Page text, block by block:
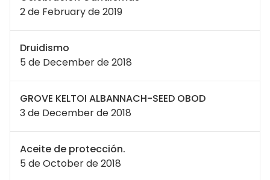
2 de February de 2019
Druidismo
5 de December de 2018
GROVE KELTOI ALBANNACH-SEED OBOD
3 de December de 2018
Aceite de protección.
5 de October de 2018